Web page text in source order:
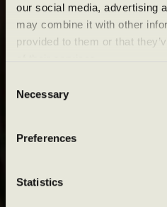
our social media, advertising
may combine it with other
provided to them or that
Selection
Necessary
Preferences
Statistics
Bli en del
destinasjon for
brenner for